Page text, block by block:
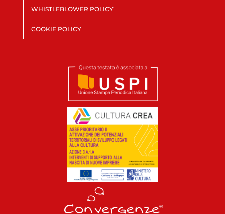
WHISTLEBLOWER POLICY
COOKIE POLICY